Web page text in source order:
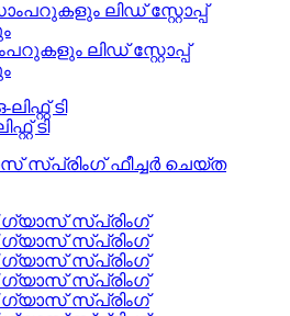
ലിഡ് സ്റ്റോപ്പ്
ടി